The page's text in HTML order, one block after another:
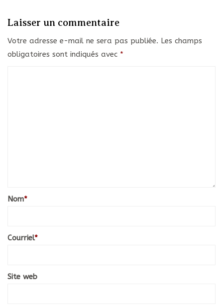
Laisser un commentaire
Votre adresse e-mail ne sera pas publiée. Les champs
obligatoires sont indiqués avec *
Nom*
Courriel*
Site web